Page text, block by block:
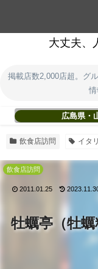
大丈夫、
掲載店数2,000店超。グ
情
広島県・
飲食店訪問 イタ
牡蠣亭（牡蠣
飲食店訪問
2011.01.25